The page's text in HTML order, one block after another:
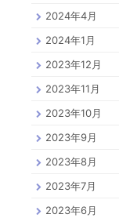
2024年4月
2024年1月
2023年12月
2023年11月
2023年10月
2023年9月
2023年8月
2023年7月
2023年6月